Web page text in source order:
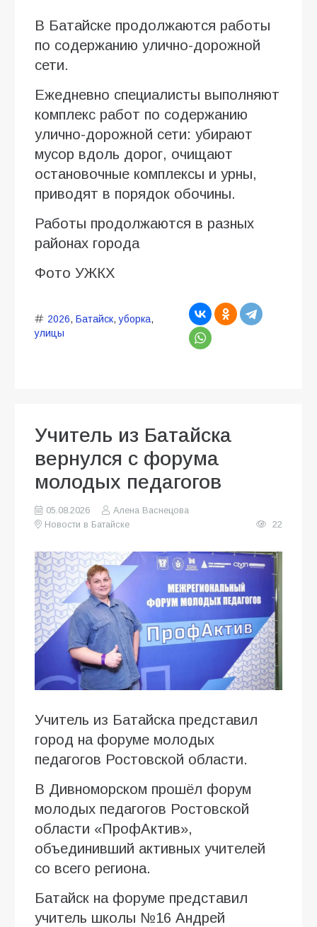
В Батайске продолжаются работы
по содержанию улично-дорожной
сети.
Ежедневно специалисты выполняют
комплекс работ по содержанию
улично-дорожной сети: убирают
мусор вдоль дорог, очищают
остановочные комплексы и урны,
приводят в порядок обочины.
Работы продолжаются в разных
районах города
Фото УЖКХ
2026, Батайск,уборка,
улицы
Учитель из Батайска
вернулся с форума
молодых педагогов
05.08.2026
Алена Васнецова
Новости в Батайске
22
Учитель из Батайска представил
город на форуме молодых
педагогов Ростовской области.
В Дивноморском прошёл форум
молодых педагогов Ростовской
области «ПрофАктив»,
объединивший активных учителей
со всего региона.
Батайск на форуме представил
учитель школы №16 Андрей